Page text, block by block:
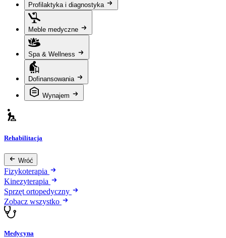
Profilaktyka i diagnostyka
Meble medyczne
Spa & Wellness
Dofinansowania
Wynajem
Rehabilitacja
Wróć
Fizykoterapia
Kinezyterapia
Sprzęt ortopedyczny
Zobacz wszystko
Medycyna